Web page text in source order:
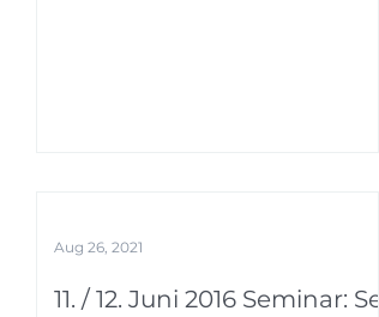
11. / 12. Juni 2016 Seminar: Sei
Aug 26, 2021